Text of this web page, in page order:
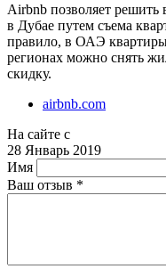
Airbnb позволяет решить
в Дубае путем съема
правило, в ОАЭ
регионах можно снять
скидку.
airbnb.com
На сайте с
28 Январь 2019
Имя
Ваш отзыв *